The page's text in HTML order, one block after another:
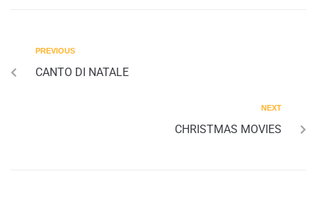
PREVIOUS
CANTO DI NATALE
NEXT
CHRISTMAS MOVIES